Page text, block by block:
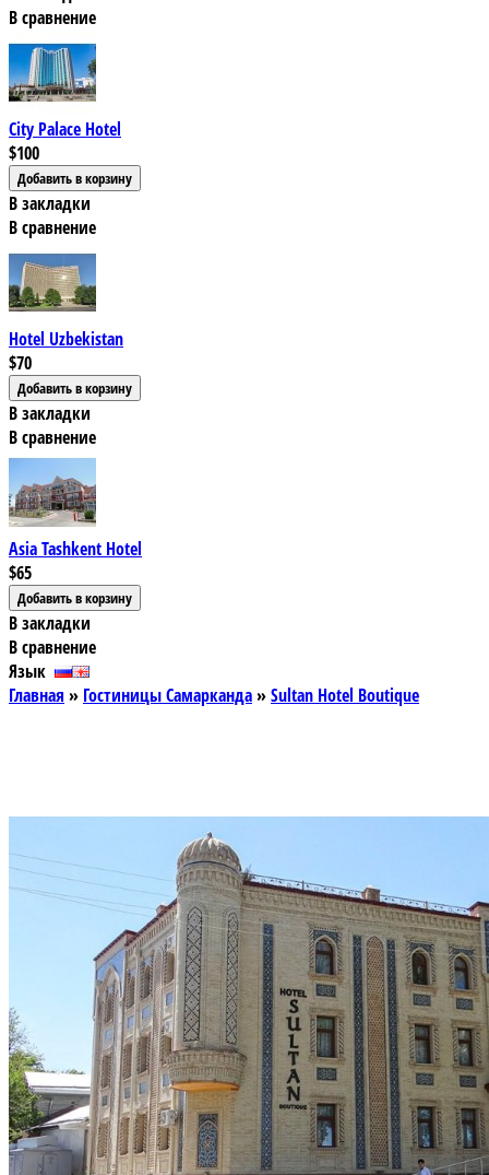
В сравнение
City Palace Hotel
$100
В закладки
В сравнение
Hotel Uzbekistan
$70
В закладки
В сравнение
Asia Tashkent Hotel
$65
В закладки
В сравнение
Язык
Главная » Гостиницы Самарканда»Sultan Hotel Boutique